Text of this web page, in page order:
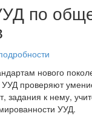
по
нового
проверяют
задания к нему,
УУД.